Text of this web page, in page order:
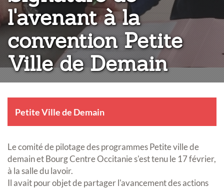
l'avenant à la
convention Petite
Ville de Demain
Petite Ville de Demain
Le comité de pilotage des programmes Petite ville de
demain et Bourg Centre Occitanie s'est tenu le 17 février,
à la salle du lavoir.
Il avait pour objet de partager l'avancement des actions